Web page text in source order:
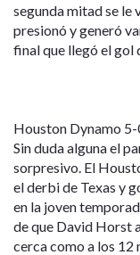
segunda mitad se le
presionó y generó
final que llegó el gol
Houston Dynamo 5-
Sin duda alguna el
sorpresivo. El
el derbi de Texas y
en la joven
de que David Horst
cerca como a los